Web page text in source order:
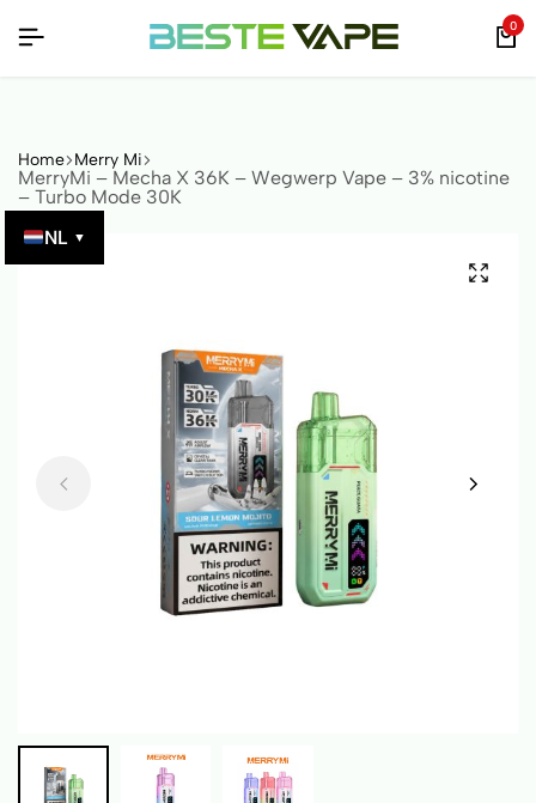
NL ▼
MET QR-CODE!
MET QR-CODE!
MET QR-CODE! 0
Home Merry Mi
MerryMi – Mecha X 36K – Wegwerp Vape – 3% nicotine
– Turbo Mode 30K